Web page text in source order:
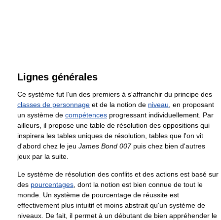
Lignes générales
Ce système fut l'un des premiers à s'affranchir du principe des
classes de personnage et de la notion de niveau , en proposant
un système de compétences progressant individuellement. Par
ailleurs, il propose une table de résolution des oppositions qui
inspirera les tables uniques de résolution, tables que l'on vit
d'abord chez le jeu James Bond 007puis chez bien d'autres
jeux par la suite.
Le système de résolution des conflits et des actions est basé sur
des pourcentages , dont la notion est bien connue de tout le
monde. Un système de pourcentage de réussite est
effectivement plus intuitif et moins abstrait qu'un système de
niveaux. De fait, il permet à un débutant de bien appréhender le